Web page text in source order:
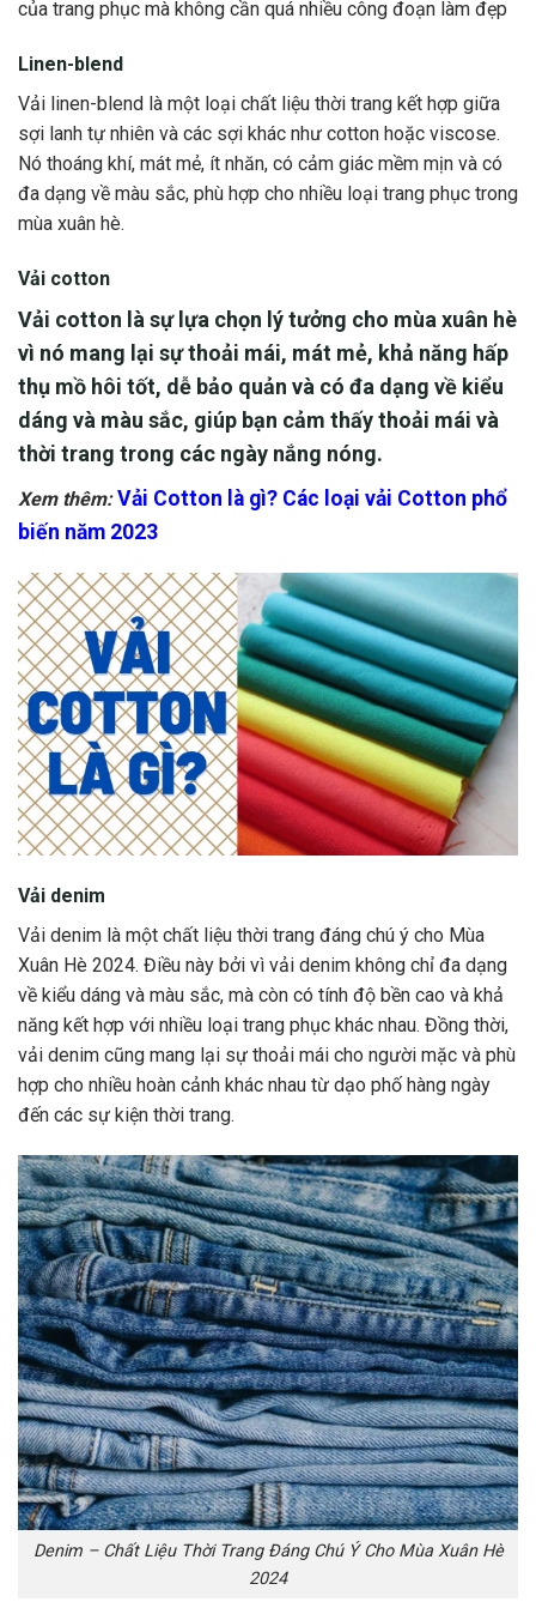
của trang phục mà không cần quá nhiều công đoạn làm đẹp
Linen-blend
Vải linen-blend là một loại chất liệu thời trang kết hợp giữa
sợi lanh tự nhiên và các sợi khác như cotton hoặc viscose.
Nó thoáng khí, mát mẻ, ít nhăn, có cảm giác mềm mịn và có
đa dạng về màu sắc, phù hợp cho nhiều loại trang phục trong
mùa xuân hè.
Vải cotton
Vải cotton là sự lựa chọn lý tưởng cho mùa xuân hè
vì nó mang lại sự thoải mái, mát mẻ, khả năng hấp
thụ mồ hôi tốt, dễ bảo quản và có đa dạng về kiểu
dáng và màu sắc, giúp bạn cảm thấy thoải mái và
thời trang trong các ngày nắng nóng.
Xem thêm: Vải Cotton là gì? Các loại vải Cotton phổ
biến năm 2023
Vải denim
Vải denim là một chất liệu thời trang đáng chú ý cho Mùa
Xuân Hè 2024. Điều này bởi vì vải denim không chỉ đa dạng
về kiểu dáng và màu sắc, mà còn có tính độ bền cao và khả
năng kết hợp với nhiều loại trang phục khác nhau. Đồng thời,
vải denim cũng mang lại sự thoải mái cho người mặc và phù
hợp cho nhiều hoàn cảnh khác nhau từ dạo phố hàng ngày
đến các sự kiện thời trang.
Denim – Chất Liệu Thời Trang Đáng Chú Ý Cho Mùa Xuân Hè
2024